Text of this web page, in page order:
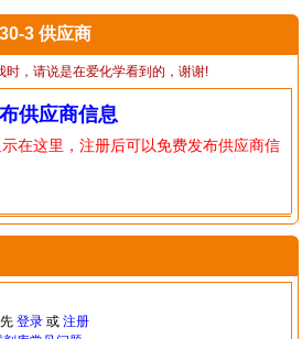
3 供应商
时，请说是在爱化学看到的，谢谢!
供应商信息
在这里，注册后可以免费发布供应商信
登录或 注册